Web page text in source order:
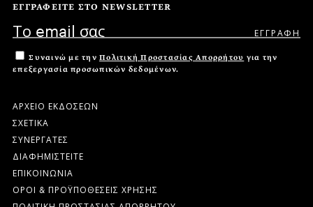
ΕΓΓΡΑΦΕΙΤΕ ΣΤΟ NEWSLETTER
Συναινώ με την Πολιτική Προστασίας Απορρήτου για την
επεξεργασία προσωπικών δεδομένων.
ΑΡΧΕΙΟ ΕΚΔΟΣΕΩΝ
ΣΧΕΤΙΚΑ
ΣΥΝΕΡΓΑΤΕΣ
ΔΙΑΦΗΜΙΣΤΕΙΤΕ
ΕΠΙΚΟΙΝΩΝΙΑ
ΟΡΟΙ & ΠΡΟΫΠΟΘΕΣΕΙΣ ΧΡΗΣΗΣ